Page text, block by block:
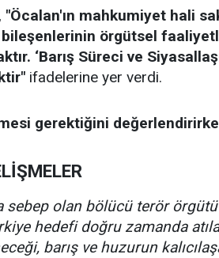
"Öcalan'ın mahkumiyet hali
örgütsel
‘Barış Süreci ve
ifadelerine yer verdi.
gerektiğini
sebep olan bölücü terör
hedefi doğru zamanda
barış ve huzurun